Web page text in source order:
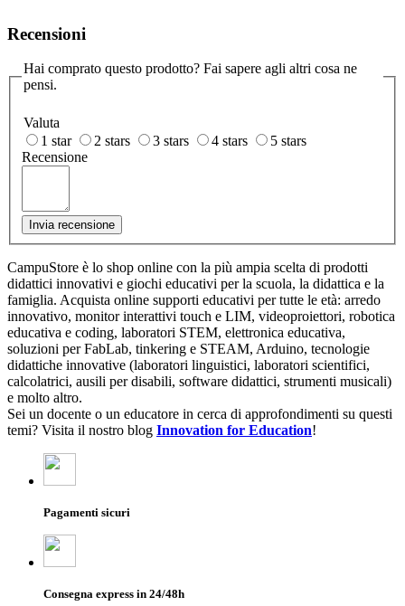
Recensioni
Hai comprato questo prodotto? Fai sapere agli altri cosa ne
pensi.
Valuta
1 star
2 stars 3 stars 4 stars
5 stars
Recensione
Invia recensione
CampuStore è lo shop online con la più ampia scelta di prodotti
didattici innovativi e giochi educativi per la scuola, la didattica e la
famiglia. Acquista online supporti educativi per tutte le età: arredo
innovativo, monitor interattivi touch e LIM, videoproiettori, robotica
educativa e coding, laboratori STEM, elettronica educativa,
soluzioni per FabLab, tinkering e STEAM, Arduino, tecnologie
didattiche innovative (laboratori linguistici, laboratori scientifici,
calcolatrici, ausili per disabili, software didattici, strumenti musicali)
e molto altro.
Sei un docente o un educatore in cerca di approfondimenti su questi
temi? Visita il nostro blog Innovation for Education!
Pagamenti sicuri
Consegna express in 24/48h